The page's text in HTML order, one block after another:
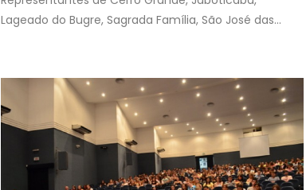
Lageado do Bugre, Sagrada Família, São José das...